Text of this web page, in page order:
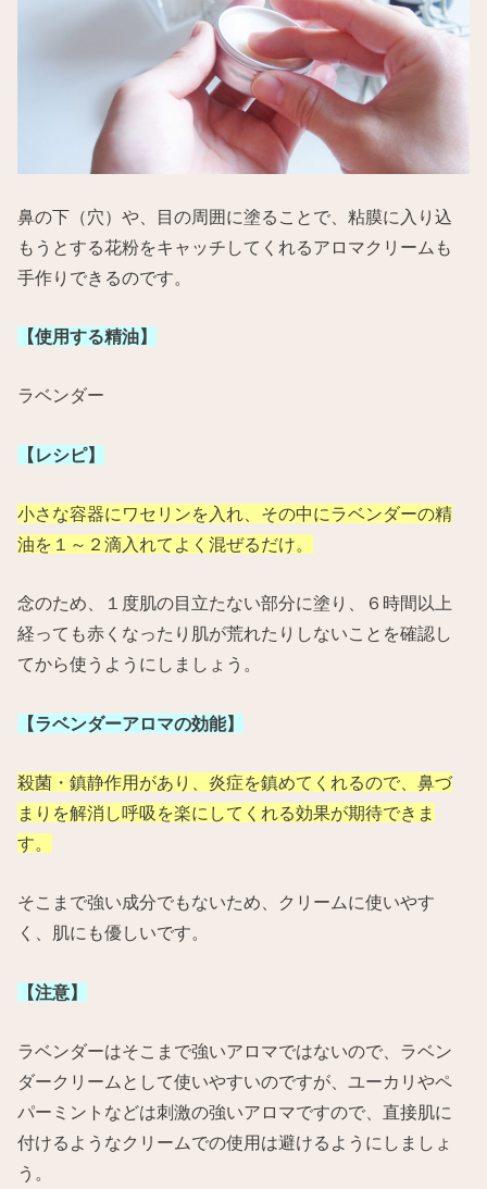
鼻の下（穴）や、目の周囲に塗ることで、粘膜に入り込
もうとする花粉をキャッチしてくれるアロマクリームも
手作りできるのです。
【使用する精油】
ラベンダー
【レシピ】
小さな容器にワセリンを入れ、その中にラベンダーの精
油を１～２滴入れてよく混ぜるだけ。
念のため、１度肌の目立たない部分に塗り、６時間以上
経っても赤くなったり肌が荒れたりしないことを確認し
てから使うようにしましょう。
【ラベンダーアロマの効能】
殺菌・鎮静作用があり、炎症を鎮めてくれるので、鼻づ
まりを解消し呼吸を楽にしてくれる効果が期待できま
す。
そこまで強い成分でもないため、クリームに使いやす
く、肌にも優しいです。
【注意】
ラベンダーはそこまで強いアロマではないので、ラベン
ダークリームとして使いやすいのですが、ユーカリやペ
パーミントなどは刺激の強いアロマですので、直接肌に
付けるようなクリームでの使用は避けるようにしましょ
う。